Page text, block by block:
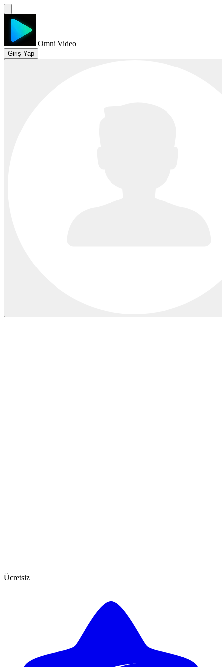
Omni Video
Giriş Yap
Ücretsiz